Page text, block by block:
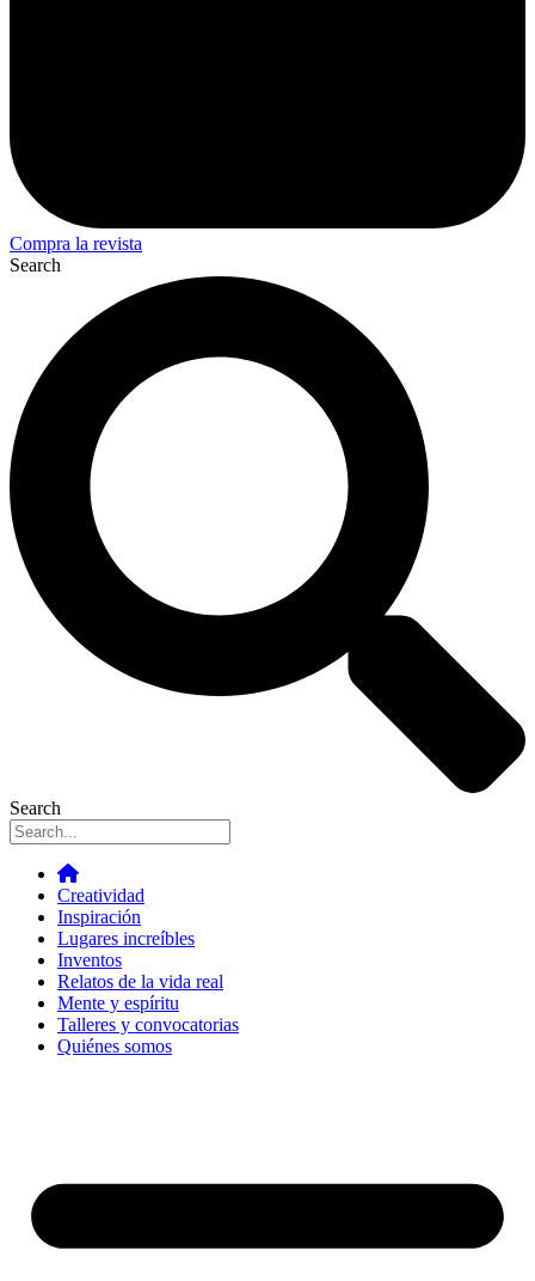
Compra la revista
Search
Search
Creatividad
Inspiración
Lugares increíbles
Inventos
Relatos de la vida real
Mente y espíritu
Talleres y convocatorias
Quiénes somos